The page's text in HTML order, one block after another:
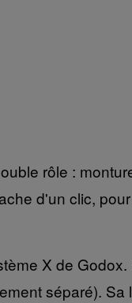
rôle :
d'un clic,
X de
séparé).